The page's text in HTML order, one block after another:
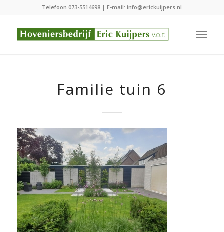
Telefoon 073-5514698| E-mail: info@erickuijpers.nl
Familie tuin 6